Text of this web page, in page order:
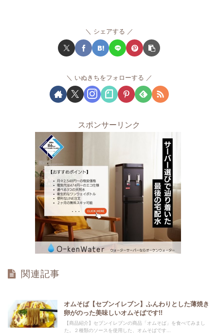
シェアする
いぬきちをフォローする
スポンサーリンク
関連記事
オムそば【セブンイレブン】ふんわりとした薄焼き
卵がのった美味しいオムそばです!!
【商品紹介】セブンイレブンの商品「オムそば」を食べてみまし
た。２種類のソースを使用した、オムそばです...